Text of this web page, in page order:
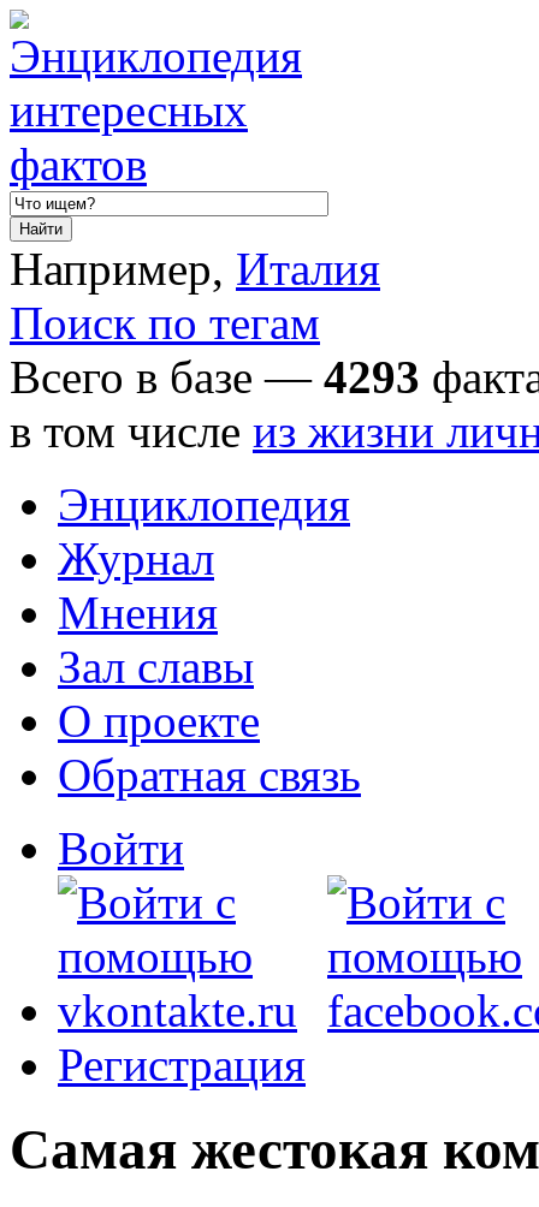
Например, Италия
Поиск по тегам
Всего в базе — 4293
в том числе из жизни
Энциклопедия
Журнал
Мнения
Зал славы
О проекте
Обратная связь
Войти
Регистрация
Самая жестокая